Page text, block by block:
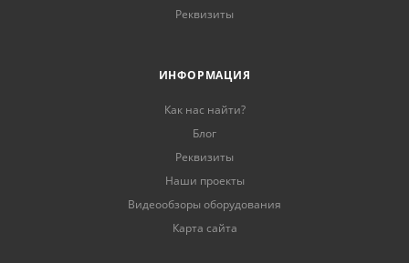
Реквизиты
ИНФОРМАЦИЯ
Как нас найти?
Блог
Реквизиты
Наши проекты
Видеообзоры оборудования
Карта сайта